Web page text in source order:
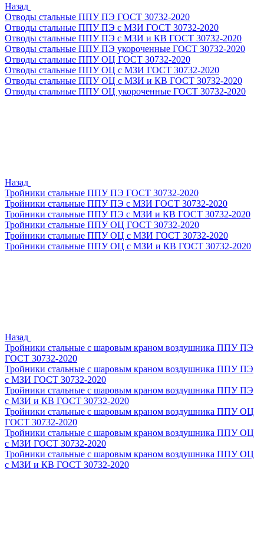
Назад
Отводы стальные ППУ ПЭ ГОСТ 30732-2020
Отводы стальные ППУ ПЭ с МЗИ ГОСТ 30732-2020
Отводы стальные ППУ ПЭ с МЗИ и КВ ГОСТ 30732-2020
Отводы стальные ППУ ПЭ укороченные ГОСТ 30732-2020
Отводы стальные ППУ ОЦ ГОСТ 30732-2020
Отводы стальные ППУ ОЦ с МЗИ ГОСТ 30732-2020
Отводы стальные ППУ ОЦ с МЗИ и КВ ГОСТ 30732-2020
Отводы стальные ППУ ОЦ укороченные ГОСТ 30732-2020
Назад
Тройники стальные ППУ ПЭ ГОСТ 30732-2020
Тройники стальные ППУ ПЭ с МЗИ ГОСТ 30732-2020
Тройники стальные ППУ ПЭ с МЗИ и КВ ГОСТ 30732-2020
Тройники стальные ППУ ОЦ ГОСТ 30732-2020
Тройники стальные ППУ ОЦ с МЗИ ГОСТ 30732-2020
Тройники стальные ППУ ОЦ с МЗИ и КВ ГОСТ 30732-2020
Назад
Тройники стальные с шаровым краном воздушника ППУ ПЭ
ГОСТ 30732-2020
Тройники стальные с шаровым краном воздушника ППУ ПЭ
с МЗИ ГОСТ 30732-2020
Тройники стальные с шаровым краном воздушника ППУ ПЭ
с МЗИ и КВ ГОСТ 30732-2020
Тройники стальные с шаровым краном воздушника ППУ ОЦ
ГОСТ 30732-2020
Тройники стальные с шаровым краном воздушника ППУ ОЦ
с МЗИ ГОСТ 30732-2020
Тройники стальные с шаровым краном воздушника ППУ ОЦ
с МЗИ и КВ ГОСТ 30732-2020